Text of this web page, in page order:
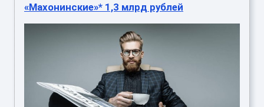
«Махонинские»* 1,3 млрд рублей